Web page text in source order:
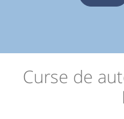
Curse de